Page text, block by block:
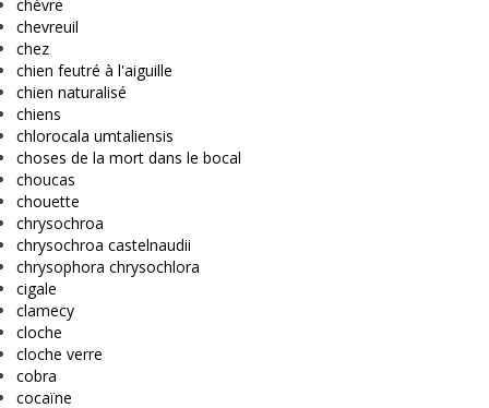
chèvre
chevreuil
chez
chien feutré à l'aiguille
chien naturalisé
chiens
chlorocala umtaliensis
choses de la mort dans le bocal
choucas
chouette
chrysochroa
chrysochroa castelnaudii
chrysophora chrysochlora
cigale
clamecy
cloche
cloche verre
cobra
cocaïne